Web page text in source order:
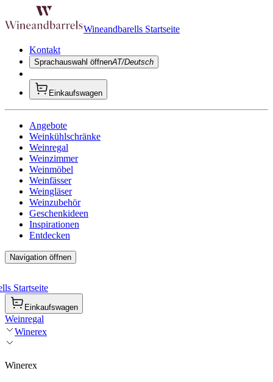
Wineandbarells Startseite
Kontakt
Sprachauswahl öffnenAT/Deutsch
Einkaufswagen
Angebote
Weinkühlschränke
Weinregal
Weinzimmer
Weinmöbel
Weinfässer
Weingläser
Weinzubehör
Geschenkideen
Inspirationen
Entdecken
Navigation öffnen
Startseite
Einkaufswagen
Weinregal
Winerex
Winerex